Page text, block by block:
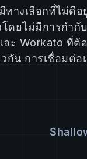
างเลือกที่ไม่ดีอ
โดยไม่มีการกำ
ละ Workato ที่
กัน การเชื่อมต่